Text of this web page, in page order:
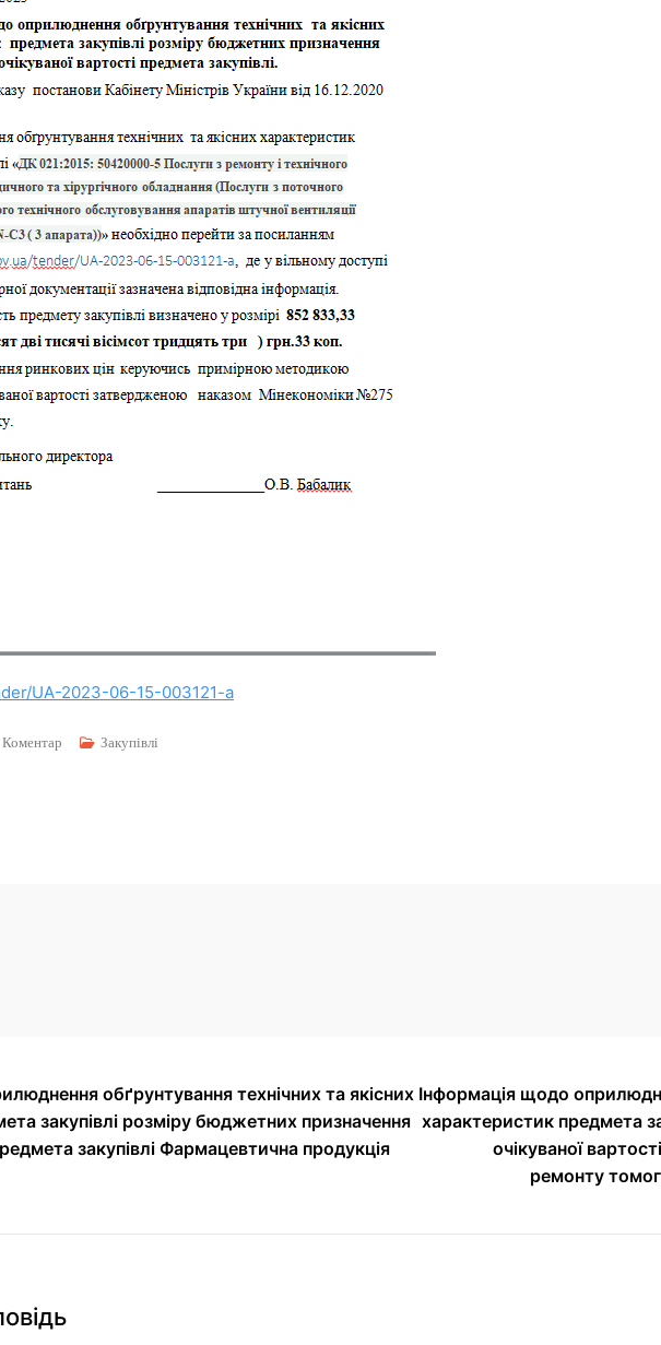
UA-2023-06-15-003121-a
Закупівлі
обґрунтування технічних та якісних
закупівлі розміру бюджетних призначення
закупівлі Фармацевтична продукція
Інформація щодо
характеристик предмета
очікуваної
ремонту